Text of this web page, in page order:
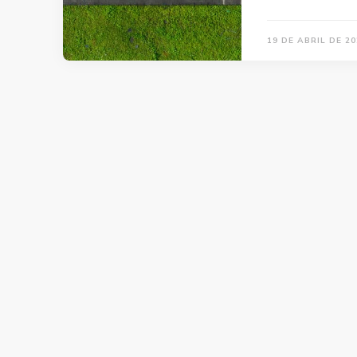
19 DE ABRIL DE